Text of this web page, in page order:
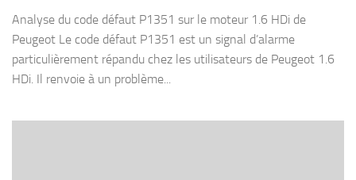
Analyse du code défaut P1351 sur le moteur 1.6 HDi de
Peugeot Le code défaut P1351 est un signal d’alarme
particulièrement répandu chez les utilisateurs de Peugeot 1.6
HDi. Il renvoie à un problème...